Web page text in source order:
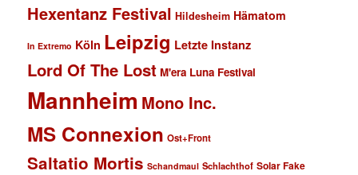
Hexentanz Festival Hildesheim Hämatom
In Extremo Köln Leipzig Letzte Instanz
Lord Of The Lost M'era Luna Festival
Mannheim Mono Inc.
MS Connexion Ost+Front
Saltatio Mortis Schandmaul Schlachthof Solar Fake